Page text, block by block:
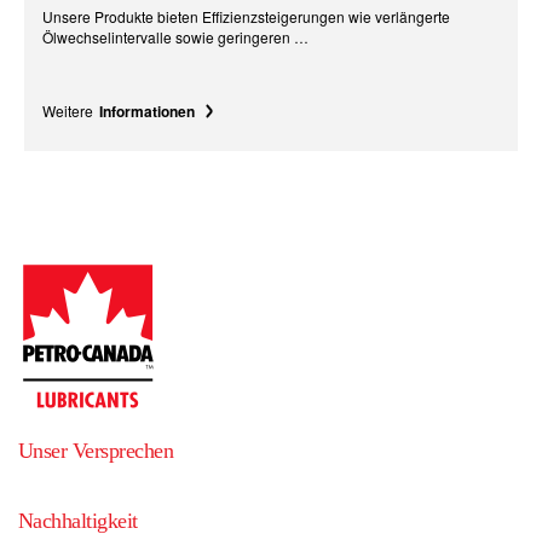
Unsere Produkte bieten Effizienzsteigerungen wie verlängerte
Ölwechselintervalle sowie geringeren …
Weitere Informationen
Unser Versprechen
Nachhaltigkeit